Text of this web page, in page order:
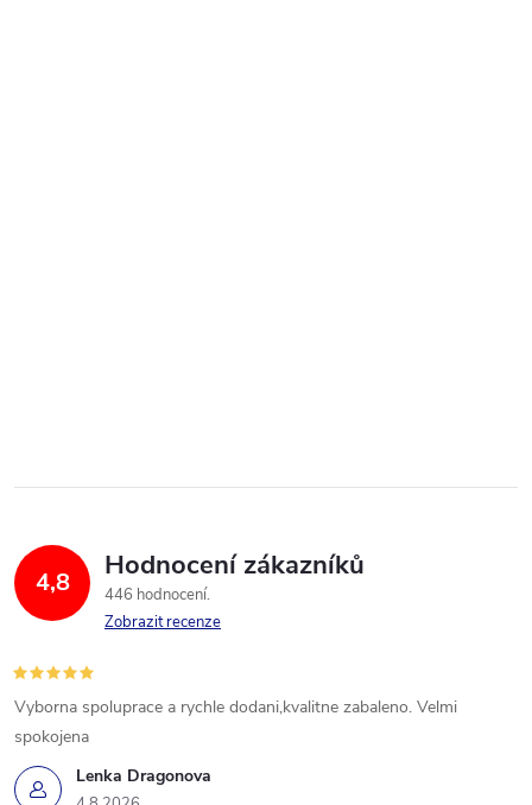
4,8 Hodnocení zákazníků
446 hodnocení
Zobrazit recenze
Lenka Dragonova
Vyborna spoluprace a rychle dodani,kvalitne zabaleno. Velmi
spokojena